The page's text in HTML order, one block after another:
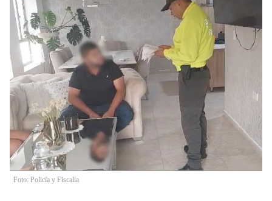
Foto: Policía y Fiscalía